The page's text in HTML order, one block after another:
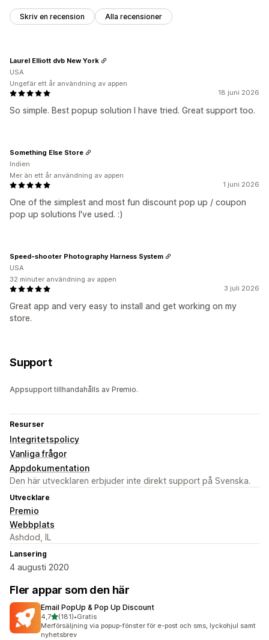
Skriv en recension Alla recensioner
18 juni 2026
So simple. Best popup solution I have tried. Great support too.
Laurel Elliott dvb New York
USA
Ungefär ett år användning av appen
1 juni 2026
One of the simplest and most fun discount pop up / coupon
pop up solutions I've used. :)
Something Else Store
Indien
Mer än ett år användning av appen
3 juli 2026
Great app and very easy to install and get working on my
store.
Speed-shooter Photography Harness System
USA
32 minuter användning av appen
Support
Appsupport tillhandahålls av Premio.
Resurser
Integritetspolicy
Vanliga frågor
Appdokumentation
Den här utvecklaren erbjuder inte direkt support på Svenska.
Utvecklare
Premio
Webbplats
Ashdod, IL
Lansering
4 augusti 2020
Fler appar som den här
Email PopUp & Pop Up Discount
4,7av 5 stjärnor
(181)
181 recensioner totalt
•Gratis
Merförsäljning via popup-fönster för e-post och sms, lyckohjul samt
nyhetsbrev